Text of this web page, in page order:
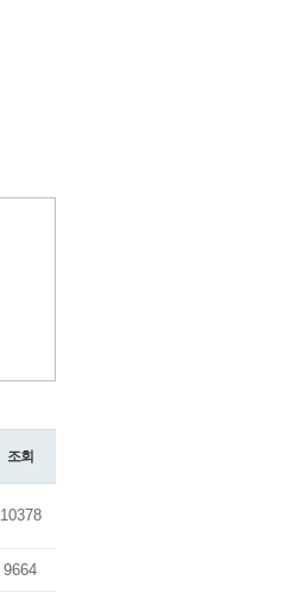
조회
10378
9664